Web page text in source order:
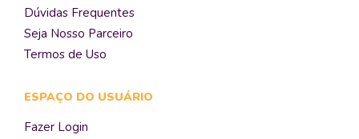
Dúvidas Frequentes
Seja Nosso Parceiro
Termos de Uso
ESPAÇO DO USUÁRIO
Fazer Login